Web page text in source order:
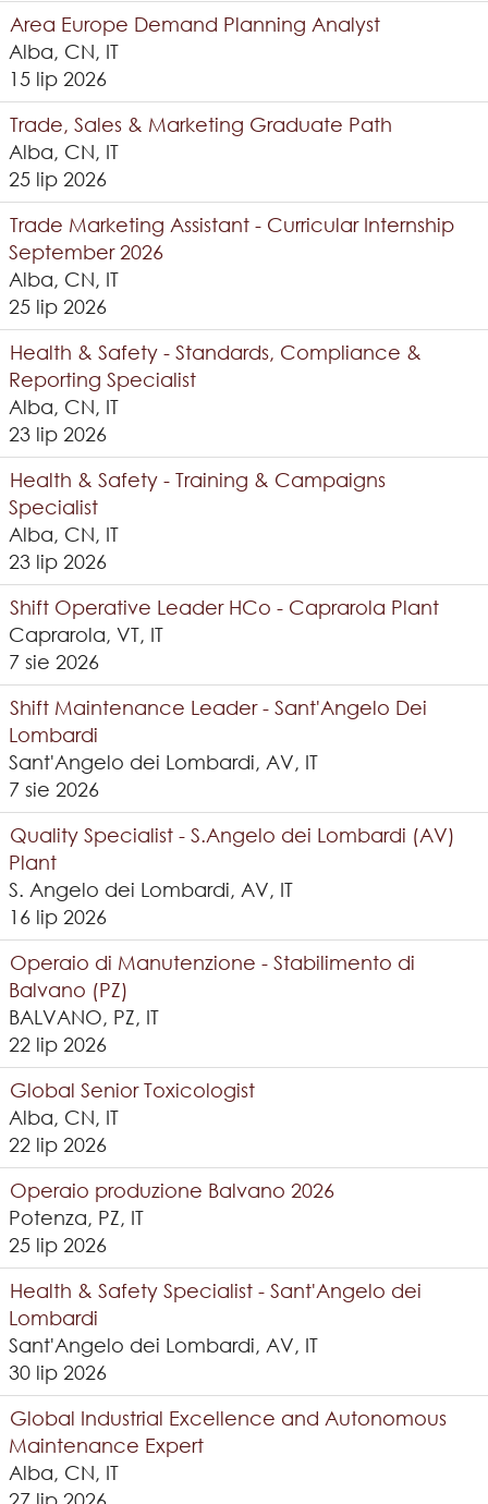
Area Europe Demand Planning Analyst
Alba, CN, IT
15 lip 2026
Trade, Sales & Marketing Graduate Path
Alba, CN, IT
25 lip 2026
Trade Marketing Assistant - Curricular Internship
September 2026
Alba, CN, IT
25 lip 2026
Health & Safety - Standards, Compliance &
Reporting Specialist
Alba, CN, IT
23 lip 2026
Health & Safety - Training & Campaigns
Specialist
Alba, CN, IT
23 lip 2026
Shift Operative Leader HCo - Caprarola Plant
Caprarola, VT, IT
7 sie 2026
Shift Maintenance Leader - Sant'Angelo Dei
Lombardi
Sant'Angelo dei Lombardi, AV, IT
7 sie 2026
Quality Specialist - S.Angelo dei Lombardi (AV)
Plant
S. Angelo dei Lombardi, AV, IT
16 lip 2026
Operaio di Manutenzione - Stabilimento di
Balvano (PZ)
BALVANO, PZ, IT
22 lip 2026
Global Senior Toxicologist
Alba, CN, IT
22 lip 2026
Operaio produzione Balvano 2026
Potenza, PZ, IT
25 lip 2026
Health & Safety Specialist - Sant'Angelo dei
Lombardi
Sant'Angelo dei Lombardi, AV, IT
30 lip 2026
Global Industrial Excellence and Autonomous
Maintenance Expert
Alba, CN, IT
27 lip 2026